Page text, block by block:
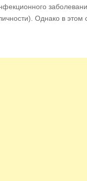
Однако в